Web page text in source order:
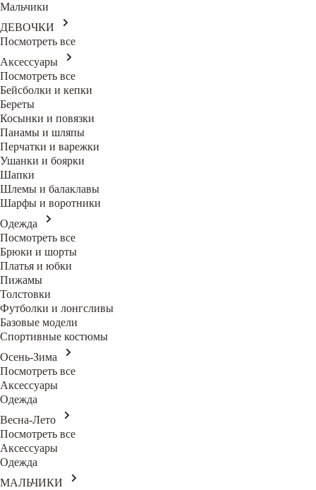
Мальчики
ДЕВОЧКИ
Посмотреть все
Аксессуары
Посмотреть все
Бейсболки и кепки
Береты
Косынки и повязки
Панамы и шляпы
Перчатки и варежки
Ушанки и боярки
Шапки
Шлемы и балаклавы
Шарфы и воротники
Одежда
Посмотреть все
Брюки и шорты
Платья и юбки
Пижамы
Толстовки
Футболки и лонгсливы
Базовые модели
Спортивные костюмы
Осень-Зима
Посмотреть все
Аксессуары
Одежда
Весна-Лето
Посмотреть все
Аксессуары
Одежда
МАЛЬЧИКИ